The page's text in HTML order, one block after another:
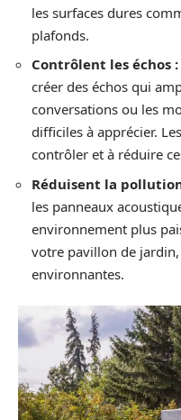
les surfaces dures
plafonds.
Contrôlent les échos :
créer des échos qui
conversations ou les
difficiles à apprécier.
contrôler et à réduire
Réduisent la
les panneaux
environnement plus
votre pavillon de
environnantes.